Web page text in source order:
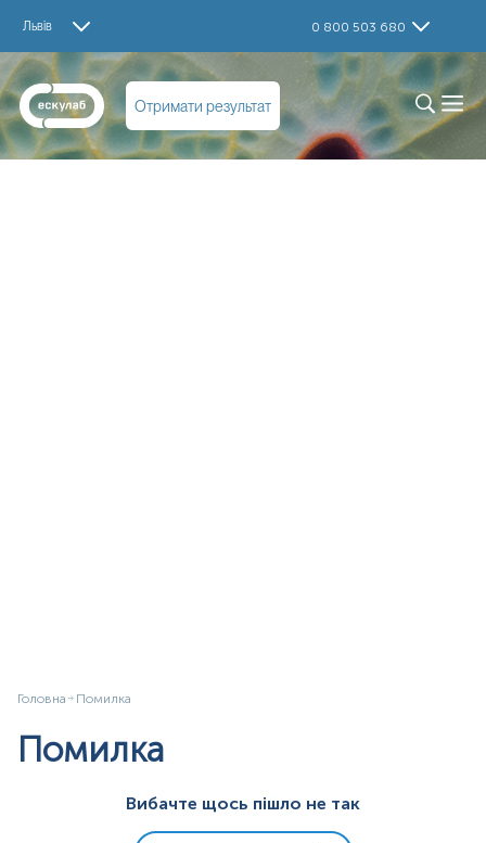
Львів 0 800 503 680
Отримати результат
Головна Помилка
Помилка
Вибачте щось пішло не так